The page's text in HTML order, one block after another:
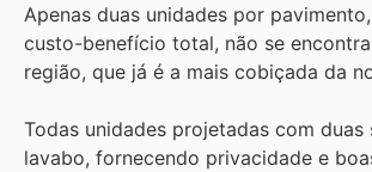
Apenas duas unidades por
custo-benefício total, não se
região, que já é a mais cobiçada da
Todas unidades projetadas com duas
lavabo, fornecendo privacidade e